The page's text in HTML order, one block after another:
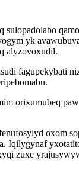
sulopadolabo
yk
alyzovoxudil.
fagupekybati
orixumubeq
oxom
Iqilygynaf
zuxe